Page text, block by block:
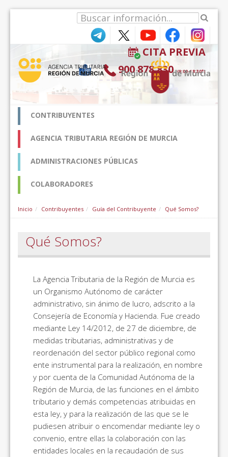
CITA PREVIA
900 878 830 (9:00-18:30*)
CONTRIBUYENTES
AGENCIA TRIBUTARIA REGIÓN DE MURCIA
ADMINISTRACIONES PÚBLICAS
COLABORADORES
Inicio Contribuyentes Guía del Contribuyente Qué Somos?
Qué Somos?
La Agencia Tributaria de la Región de Murcia es
un Organismo Autónomo de carácter
administrativo, sin ánimo de lucro, adscrito a la
Consejería de Economía y Hacienda. Fue creado
mediante Ley 14/2012, de 27 de diciembre, de
medidas tributarias, administrativas y de
reordenación del sector público regional como
ente instrumental para la realización, en nombre
y por cuenta de la Comunidad Autónoma de la
Región de Murcia, de las funciones en el ámbito
tributario y demás competencias atribuidas en
esta ley, y para la realización de las que se le
pudiesen atribuir o encomendar mediante ley o
convenio, entre ellas la colaboración con las
entidades locales en la recaudación de sus